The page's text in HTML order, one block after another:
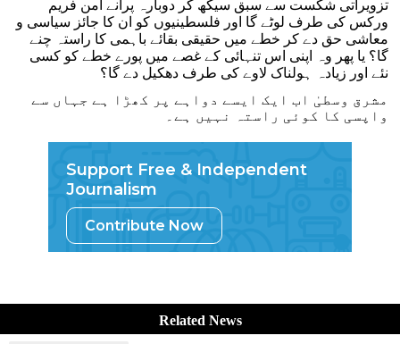
تزویراتی شکست سے سبق سیکھ کر دوبارہ پرانے امن فریم
ورکس کی طرف لوٹے گا اور فلسطینیوں کو ان کا جائز سیاسی و
معاشی حق دے کر خطے میں حقیقی بقائے باہمی کا راستہ چنے
گا؟ یا پھر وہ اپنی اس تنہائی کے غصے میں پورے خطے کو کسی
نئے اور زیادہ ہولناک لاوے کی طرف دھکیل دے گا؟
مشرق وسطیٰ اب ایک ایسے دواہے پر کھڑا ہے جہاں سے
واپسی کا کوئی راستہ نہیں ہے۔
Support Free & Independent
Journalism
Contribute Now
Related News